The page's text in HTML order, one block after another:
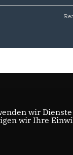
wir
wir Ihre